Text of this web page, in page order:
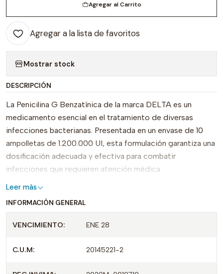
Agregar al Carrito
Agregar a la lista de favoritos
Mostrar stock
DESCRIPCIÓN
La Penicilina G Benzatínica de la marca DELTA es un
medicamento esencial en el tratamiento de diversas
infecciones bacterianas. Presentada en un envase de 10
ampolletas de 1.200.000 UI, esta formulación garantiza una
dosificación adecuada y efectiva para combatir
infecciones que requieren atención médica.
Su eficacia y calidad son respaldadas por el registro
INVIMA 2020M-0019719, lo que certifica su conformidad
Benzatínica se diferencia de otros antibióticos gracias a
experimenten un alivio prolongado con menos
Leer más
INFORMACIÓN GENERAL
VENCIMIENTO: ENE 28
C.U.M: 20145221-2